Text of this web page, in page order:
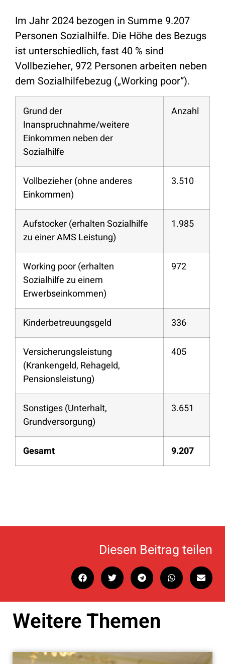
Im Jahr 2024 bezogen in Summe 9.207
Personen Sozialhilfe. Die Höhe des Bezugs
ist unterschiedlich, fast 40 % sind
Vollbezieher, 972 Personen arbeiten neben
dem Sozialhilfebezug („Working poor“).
Grund der
Inanspruchnahme/weitere
Einkommen neben der
Sozialhilfe
Anzahl
Vollbezieher (ohne anderes
Einkommen)
3.510
Aufstocker (erhalten Sozialhilfe
zu einer AMS Leistung)
1.985
Working poor (erhalten
Sozialhilfe zu einem
Erwerbseinkommen)
972
Kinderbetreuungsgeld 336
Versicherungsleistung
(Krankengeld, Rehageld,
Pensionsleistung)
405
Sonstiges (Unterhalt,
Grundversorgung)
3.651
Gesamt 9.207
Diesen Beitrag teilen
Weitere Themen